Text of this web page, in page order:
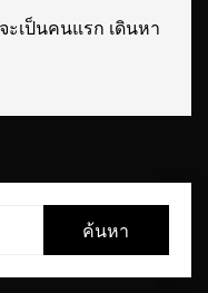
เป็นคนแรก เดินหา